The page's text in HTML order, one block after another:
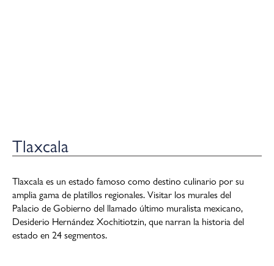
Tlaxcala
Tlaxcala es un estado famoso como destino culinario por su
amplia gama de platillos regionales. Visitar los murales del
Palacio de Gobierno del llamado último muralista mexicano,
Desiderio Hernández Xochitiotzin, que narran la historia del
estado en 24 segmentos.